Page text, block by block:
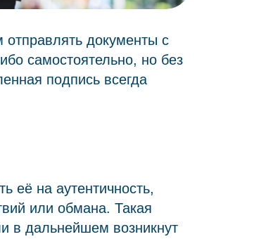
документы с
самостоятельно, но без
подпись всегда
её на аутентичность,
или обмана. Такая
в дальнейшем возникнут